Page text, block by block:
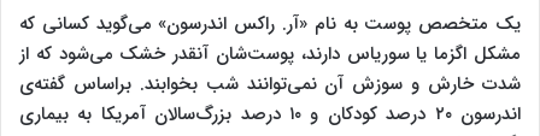
یک متخصص پوست به نام «آر. راکس اندرسون» می‌گوید کسانی که
مشکل اگزما یا سوریاس دارند، پوست‌شان آنقدر خشک می‌شود که از
شدت خارش و سوزش آن نمی‌توانند شب بخوابند. براساس گفته‌ی
اندرسون ۲۰ درصد کودکان و ۱۰ درصد بزرگ‌سالان آمریکا به بیماری